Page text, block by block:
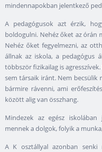
mindennapokban jelentkező
A pedagógusok azt érzik,
boldogulni. Nehéz őket az órán
Nehéz őket fegyelmezni, az
állnak az iskola, a pedagógus
többször fizikailag is
sem társaik iránt. Nem becsülik
bármire rávenni, ami
között alig van összhang.
Mindezek az egész
mennek a dolgok, folyik a
A K osztállyal azonban